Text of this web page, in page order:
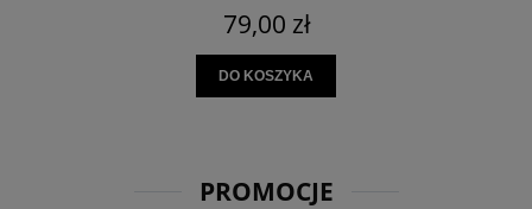
79,00 zł
DO KOSZYKA
PROMOCJE